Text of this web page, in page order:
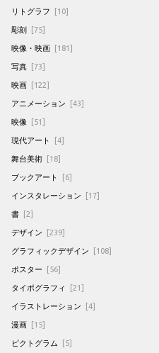
リトグラフ [10]
彫刻 [75]
映像・映画 [181]
写真 [73]
映画 [122]
アニメーション [43]
映像 [51]
現代アート [4]
舞台美術 [18]
ブックアート [6]
インスタレーション [17]
書 [2]
デザイン [239]
グラフィックデザイン [108]
ポスター [56]
タイポグラフィ [21]
イラストレーション [4]
漫画 [15]
ピクトグラム [5]